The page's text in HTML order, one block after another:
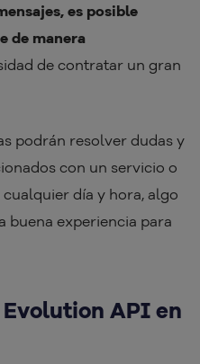
es posible
de manera
de contratar un gran
podrán resolver dudas y
con un servicio o
día y hora, algo
buena experiencia para
API en